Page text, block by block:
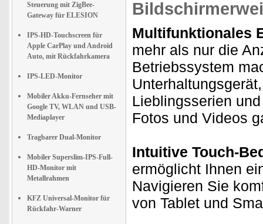
Steuerung mit ZigBee-
Gateway für ELESION
IPS-HD-Touchscreen für
Apple CarPlay und Android
Auto, mit Rückfahrkamera
IPS-LED-Monitor
Mobiler Akku-Fernseher mit
Google TV, WLAN und USB-
Mediaplayer
Tragbarer Dual-Monitor
Mobiler Superslim-IPS-Full-
HD-Monitor mit
Metallrahmen
KFZ Universal-Monitor für
Rückfahr-Warner
Multifunktionales
mehr als nur die
Betriebssystem
Lieblingsserien
Fotos und Videos
Intuitive Touch-
ermöglicht Ihnen
Navigieren Sie
von Tablet und